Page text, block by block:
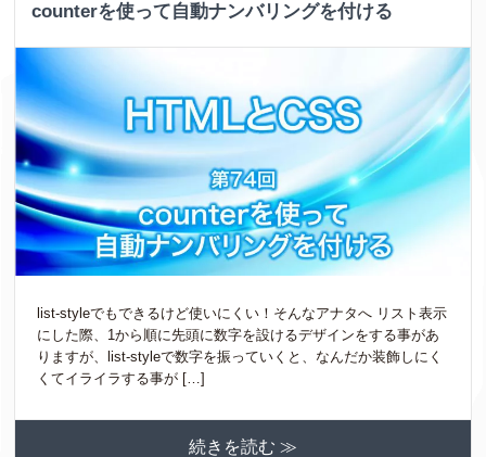
counterを使って自動ナンバリングを付ける
list-styleでもできるけど使いにくい！そんなアナタへ リスト表示
にした際、1から順に先頭に数字を設けるデザインをする事があ
りますが、list-styleで数字を振っていくと、なんだか装飾しにく
くてイライラする事が […]
続きを読む ≫